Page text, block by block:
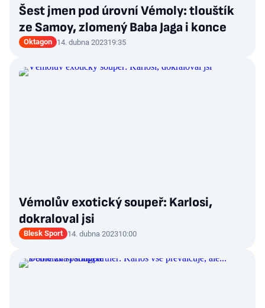
Šest jmen pod úrovní Vémoly: tlouštík
ze Samoy, zlomený Baba Jaga i konce
Oktagon 14. dubna 202319:35
Vémolův exotický soupeř: Karlosi,
dokraloval jsi
Blesk Sport 14. dubna 202310:00